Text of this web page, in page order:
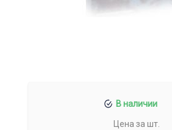
В наличии
Цена за шт.